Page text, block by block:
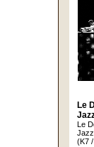
Le
Le
(K7